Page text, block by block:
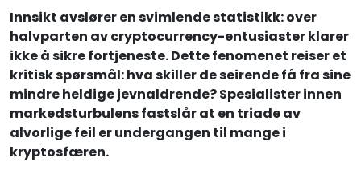
Innsikt avslører en svimlende statistikk: over
halvparten av cryptocurrency-entusiaster klarer
ikke å sikre fortjeneste. Dette fenomenet reiser et
kritisk spørsmål: hva skiller de seirende få fra sine
mindre heldige jevnaldrende? Spesialister innen
markedsturbulens fastslår at en triade av
alvorlige feil er undergangen til mange i
kryptosfæren.